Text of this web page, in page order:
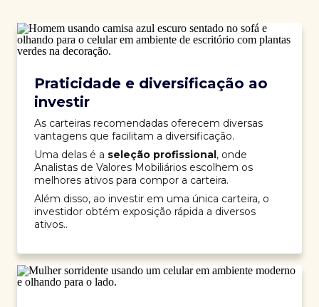
Praticidade e diversificação ao
investir
As carteiras recomendadas oferecem diversas
vantagens que facilitam a diversificação.
Uma delas é a seleção profissional, onde
Analistas de Valores Mobiliários escolhem os
melhores ativos para compor a carteira.
Além disso, ao investir em uma única carteira, o
investidor obtém exposição rápida a diversos
ativos..